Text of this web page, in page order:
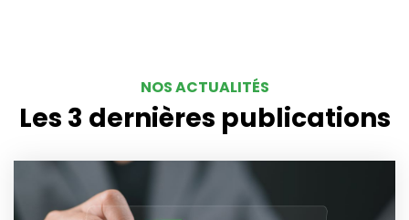
NOS ACTUALITÉS
Les 3 dernières publications